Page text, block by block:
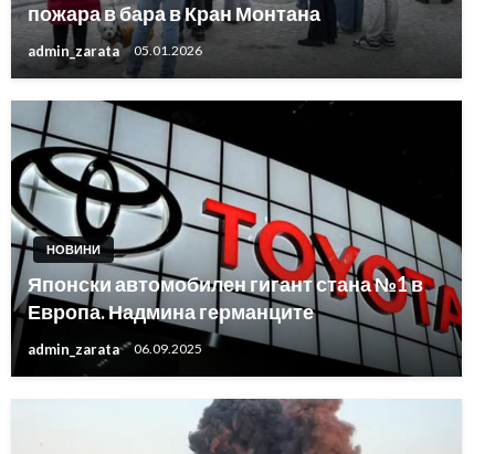
пожара в бара в Кран Монтана
admin_zarata 05.01.2026
НОВИНИ
Японски автомобилен гигант стана №1 в
Европа. Надмина германците
admin_zarata 06.09.2025